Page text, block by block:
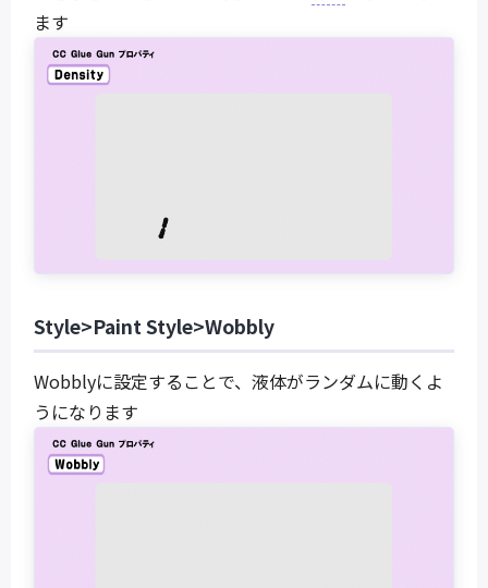
ます
Style>Paint Style>Wobbly
Wobblyに設定することで、液体がランダムに動くよ
うになります